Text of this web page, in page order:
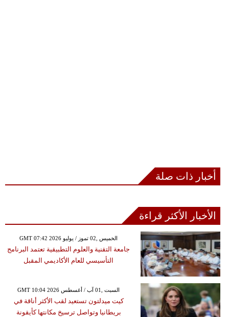
أخبار ذات صلة
الأخبار الأكثر قراءة
GMT 07:42 2026 الخميس ,02 تموز / يوليو
جامعة التقنية والعلوم التطبيقية تعتمد البرنامج
التأسيسي للعام الأكاديمي المقبل
GMT 10:04 2026 السبت ,01 آب / أغسطس
كيت ميدلتون تستعيد لقب الأكثر أناقة في
بريطانيا وتواصل ترسيخ مكانتها كأيقونة